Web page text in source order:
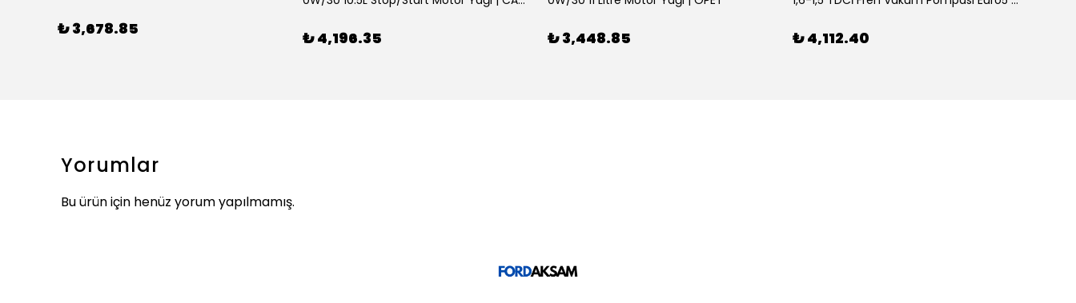
₺ 3,678.85 ₺ 4,196.35 ₺ 3,448.85 ₺ 4,112.40
Yorumlar
Bu ürün için henüz yorum yapılmamış.